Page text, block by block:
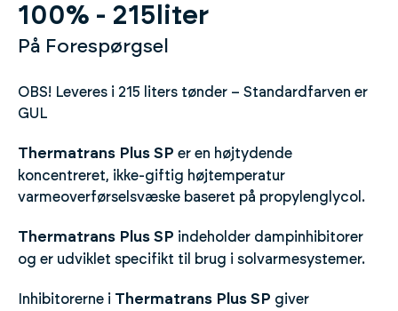
100% - 215liter
På Forespørgsel
OBS! Leveres i 215 liters tønder – Standardfarven er
GUL
Thermatrans Plus SP er en højtydende
koncentreret, ikke-giftig højtemperatur
varmeoverførselsvæske baseret på propylenglycol.
Thermatrans Plus SP indeholder dampinhibitorer
og er udviklet specifikt til brug i solvarmesystemer.
Inhibitorerne i Thermatrans Plus SP giver